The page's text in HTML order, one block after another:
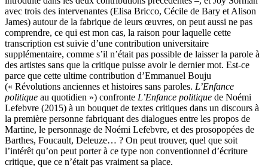
avec trois des intervenantes (Elisa Bricco, Cécile de Bary et Alison
James) autour de la fabrique de leurs œuvres, on peut aussi ne pas
comprendre, ce qui est mon cas, la raison pour laquelle cette
transcription est suivie d’une contribution universitaire
supplémentaire, comme s’il n’était pas possible de laisser la parole à
des artistes sans que la critique puisse avoir le dernier mot. Est-ce
parce que cette ultime contribution d’Emmanuel Bouju
(« Révolutions anciennes et histoires sans paroles. L’Enfance
politique au quotidien ») confronte L’Enfance politique de Noémi
Lefebvre (2015) à un bouquet de textes critiques dans un discours à
la première personne fabriquant des dialogues entre les propos de
Martine, le personnage de Noémi Lefebvre, et des prosopopées de
Barthes, Foucault, Deleuze… ? On peut trouver, quel que soit
l’intérêt qu’on peut porter à ce type non conventionnel d’écriture
critique, que ce n’était pas vraiment sa place.